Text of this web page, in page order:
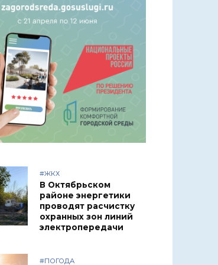
#ЖКХ
В Октябрьском
районе энергетики
проводят расчистку
охранных зон линий
электропередачи
#ПОГОДА